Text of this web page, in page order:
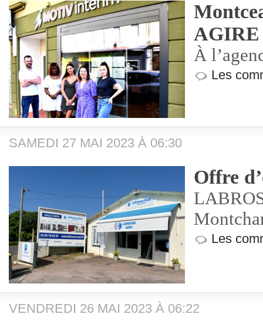
AGIRE
À
Les
SAMEDI 27 MAI 2023 À 06:30
Offre
Les
VENDREDI 26 MAI 2023 À 06:22